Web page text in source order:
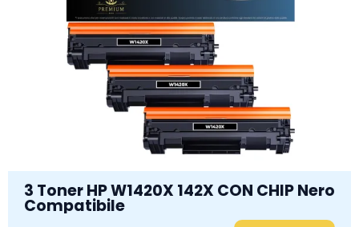
3 Toner HP W1420X 142X CON CHIP Nero
Compatibile